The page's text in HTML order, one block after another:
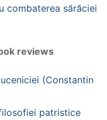
combaterea sărăciei
reviews
(Constantin
patristice